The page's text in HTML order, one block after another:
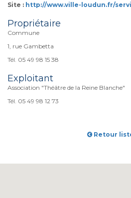
Site : http://www.ville-loudun.fr/
Propriétaire
Commune
1, rue Gambetta
Tél. 05 49 98 15 38
Exploitant
Association "Théâtre de la Reine Blanche"
Tél. 05 49 98 12 73
Retour